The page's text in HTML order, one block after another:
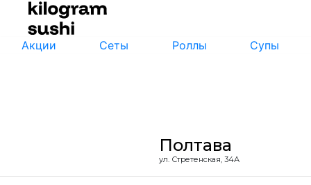
Акции Сеты Роллы Супы
Полтава
ул. Стретенская, 34А